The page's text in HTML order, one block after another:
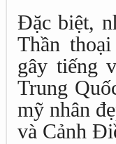
Đặc biệt,
Thần
gây tiếng
Trung
mỹ nhân
và Cảnh